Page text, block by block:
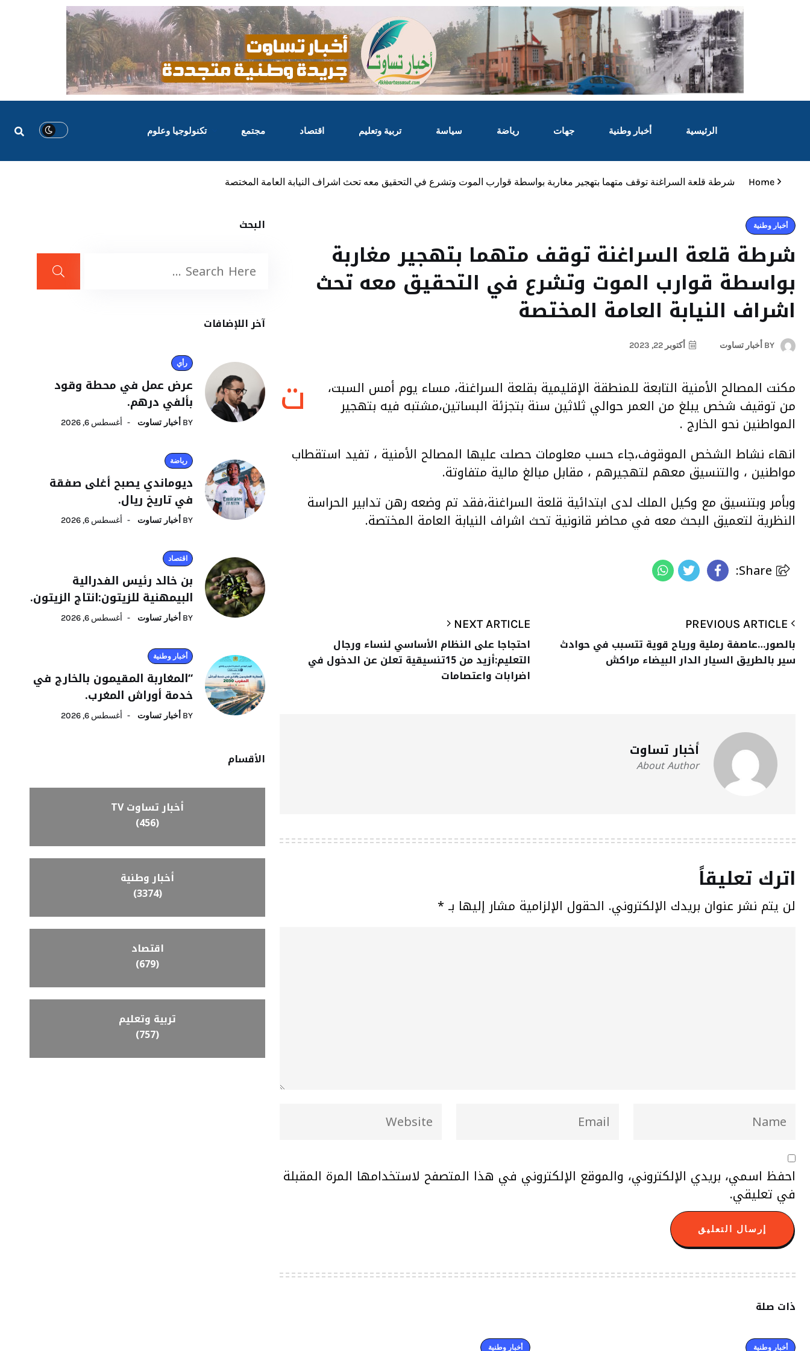
الرئيسية أخبار وطنية جهات رياضة سياسة تربية وتعليم اقتصاد مجتمع تكنولوجيا وعلوم
Home شرطة قلعة السراغنة توقف متهما بتهجير مغاربة بواسطة قوارب الموت وتشرع في التحقيق معه تحث اشراف النيابة العامة المختصة
أخبار وطنية
شرطة قلعة السراغنة توقف متهما بتهجير مغاربة
بواسطة قوارب الموت وتشرع في التحقيق معه تحث
اشراف النيابة العامة المختصة
BY أخبار تساوت أكتوبر 22, 2023
ت مكنت المصالح الأمنية التابعة للمنطقة الإقليمية بقلعة السراغنة، مساء يوم أمس السبت،
من توقيف شخص يبلغ من العمر حوالي ثلاثين سنة بتجزئة البساتين،مشتبه فيه بتهجير
المواطنين نحو الخارج .
انهاء نشاط الشخص الموقوف،جاء حسب معلومات حصلت عليها المصالح الأمنية ، تفيد استقطاب
مواطنين ، والتنسيق معهم لتهجيرهم ، مقابل مبالغ مالية متفاوتة.
وبأمر وبتنسيق مع وكيل الملك لدى ابتدائية قلعة السراغنة،فقد تم وضعه رهن تدابير الحراسة
النظرية لتعميق البحث معه في محاضر قانونية تحث اشراف النيابة العامة المختصة.
بالصور…عاصفة رملية ورياح قوية تتسبب في حوادث
سير بالطريق السيار الدار البيضاء مراكش
NEXT ARTICLE
احتجاجا على النظام الأساسي لنساء ورجال
التعليم:أزيد من 15تنسيقية تعلن عن الدخول في
اضرابات واعتصامات
أخبار تساوت
About Author
اترك تعليقاً
لن يتم نشر عنوان بريدك الإلكتروني. الحقول الإلزامية مشار إليها بـ *
احفظ اسمي، بريدي الإلكتروني، والموقع الإلكتروني في هذا المتصفح لاستخدامها المرة المقبلة
في تعليقي.
ذات صلة
أخبار وطنية أخبار وطنية
البحث
آخر اللإضافات
رأي
عرض عمل في محطة وقود
بألفي درهم.
BY أخبار تساوت أغسطس 6, 2026
رياضة
ديوماندي يصبح أغلى صفقة
في تاريخ ريال.
BY أخبار تساوت أغسطس 6, 2026
اقتصاد
بن خالد رئيس الفدرالية
البيمهنية للزيتون:انتاج الزيتون.
BY أخبار تساوت أغسطس 6, 2026
أخبار وطنية
“المغاربة المقيمون بالخارج في
خدمة أوراش المغرب.
BY أخبار تساوت أغسطس 6, 2026
الأقسام
أخبار تساوت TV
(456)
أخبار وطنية
(3374)
اقتصاد
(679)
تربية وتعليم
(757)